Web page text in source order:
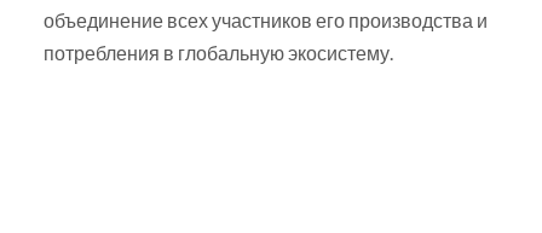
объединение всех участников его производства и
потребления в глобальную экосистему.